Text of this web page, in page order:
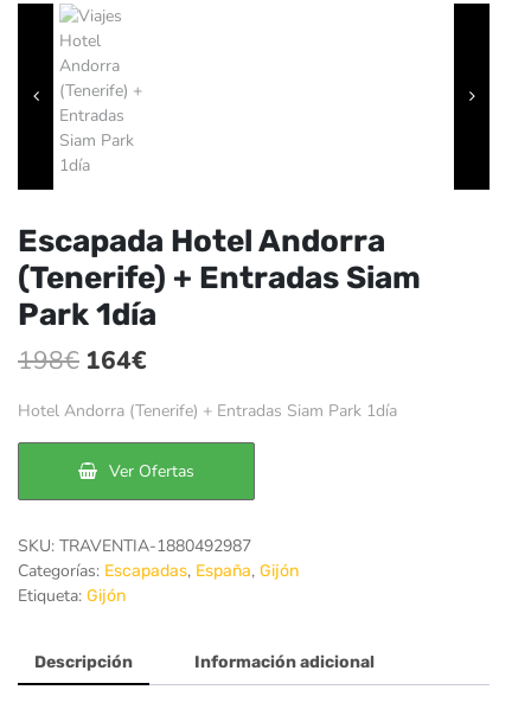
Escapada Hotel Andorra
(Tenerife) + Entradas Siam
Park 1día
198€ El
precio
era:
198€.
164€
precio
es:
164€.
Hotel Andorra (Tenerife) + Entradas Siam Park 1día
Ver Ofertas
SKU: TRAVENTIA-1880492987
Categorías: Escapadas, España, Gijón
Etiqueta: Gijón
Descripción Información adicional